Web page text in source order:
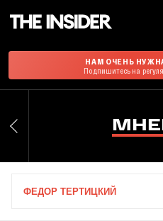
НАМ ОЧЕНЬ
Подпишитесь на
ФЕДОР ТЕРТИЦКИЙ